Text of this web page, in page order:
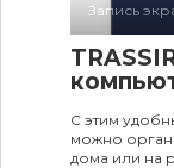
Запись
С этим
можно
дома или на